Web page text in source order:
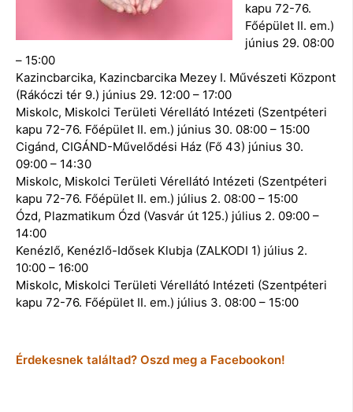
kapu 72-76.
Főépület II. em.)
június 29. 08:00
– 15:00
Kazincbarcika, Kazincbarcika Mezey I. Művészeti Központ
(Rákóczi tér 9.) június 29. 12:00 – 17:00
Miskolc, Miskolci Területi Vérellátó Intézeti (Szentpéteri
kapu 72-76. Főépület II. em.) június 30. 08:00 – 15:00
Cigánd, CIGÁND-Művelődési Ház (Fő 43) június 30.
09:00 – 14:30
Miskolc, Miskolci Területi Vérellátó Intézeti (Szentpéteri
kapu 72-76. Főépület II. em.) július 2. 08:00 – 15:00
Ózd, Plazmatikum Ózd (Vasvár út 125.) július 2. 09:00 –
14:00
Kenézlő, Kenézlő-Idősek Klubja (ZALKODI 1) július 2.
10:00 – 16:00
Miskolc, Miskolci Területi Vérellátó Intézeti (Szentpéteri
kapu 72-76. Főépület II. em.) július 3. 08:00 – 15:00
Érdekesnek találtad? Oszd meg a Facebookon!